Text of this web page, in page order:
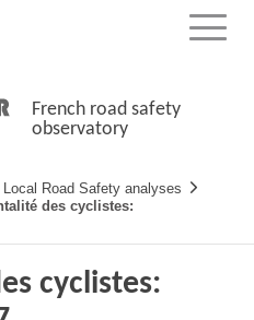
Menu
French road safety
observatory
Local Road Safety analyses
des cyclistes:
cyclistes: